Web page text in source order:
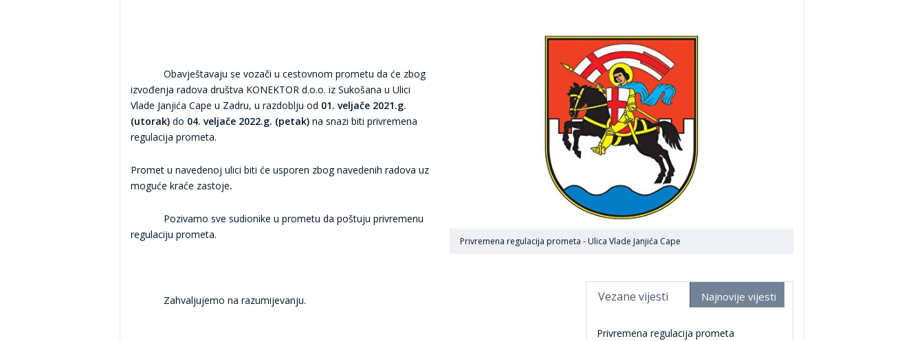
Privremena regulacija prometa - Ulica Vlade Janjića Cape
Vezane vijesti Najnovije vijesti
Privremena regulacija prometa
Obavještavaju se vozači u cestovnom prometu da će zbog
izvođenja radova društva KONEKTOR d.o.o. iz Sukošana u Ulici
Vlade Janjića Cape u Zadru, u razdoblju od 01. veljače 2021.g.
(utorak) do 04. veljače 2022.g. (petak) na snazi biti privremena
regulacija prometa.
Promet u navedenoj ulici biti će usporen zbog navedenih radova uz
moguće kraće zastoje.
Pozivamo sve sudionike u prometu da poštuju privremenu
regulaciju prometa.
Zahvaljujemo na razumijevanju.